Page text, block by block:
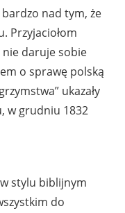
bardzo nad tym, że
Przyjaciołom
nie daruje sobie
o sprawę polską
ukazały
w grudniu 1832
stylu biblijnym
do